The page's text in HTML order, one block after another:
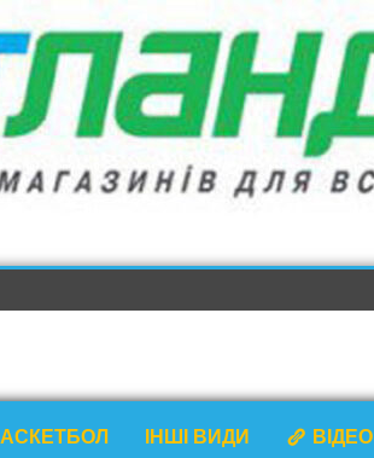
ІНШІ ВИДИ ВІДЕО